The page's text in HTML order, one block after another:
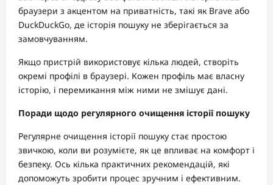
браузери з акцентом на приватність, такі як Brave або
DuckDuckGo, де історія пошуку не зберігається за
замовчуванням.
Якщо пристрій використовує кілька людей, створіть
окремі профілі в браузері. Кожен профіль має власну
історію, і перемикання між ними не змішує дані.
Поради щодо регулярного очищення історії пошуку
Регулярне очищення історії пошуку стає простою
звичкою, коли ви розумієте, як це впливає на комфорт і
безпеку. Ось кілька практичних рекомендацій, які
допоможуть зробити процес зручним і ефективним.